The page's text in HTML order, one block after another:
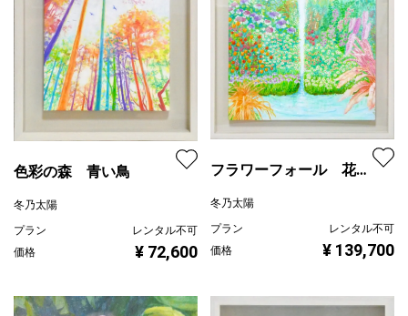
色彩の森 青い鳥
冬乃太陽
プラン
レンタル不可
価格
¥ 72,600
フラワーフォール 花の
冬乃太陽
プラン
レンタル不可
価格
¥ 139,700